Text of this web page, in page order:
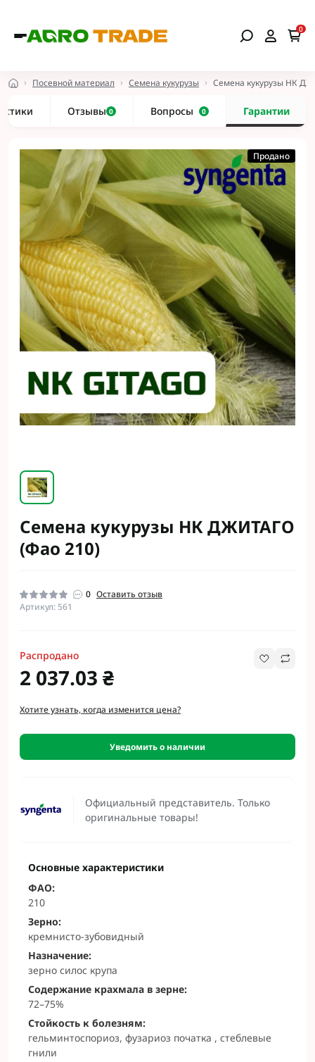
0
Посевной материал Семена кукурузы Семена кукурузы НК
Отзывы 0 Вопросы 0 Гарантии
Продано
Семена кукурузы НК ДЖИТАГО
(Фао 210)
0 Оставить отзыв
Артикул: 561
Официальный представитель. Только
оригинальные товары!
Распродано
2 037.03 ₴
Хотите узнать, когда изменится цена?
Уведомить о наличии
Основные характеристики
ФАО:
210
Зерно:
кремнисто-зубовидный
Назначение:
зерно силос крупа
Содержание крахмала в зерне:
72–75%
Стойкость к болезням:
гельминтоспориоз, фузариоз початка , стеблевые
гнили